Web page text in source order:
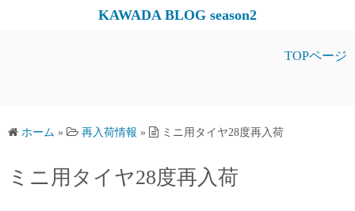
ス
KAWADA BLOG season2
TOPページ
ホーム » 再入荷情報 » ミニ用タイヤ28度再入荷
ミニ用タイヤ28度再入荷